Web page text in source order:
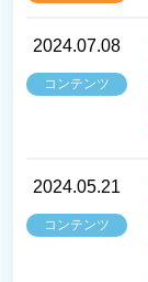
2024.07.08
コンテンツ
2024.05.21
コンテンツ